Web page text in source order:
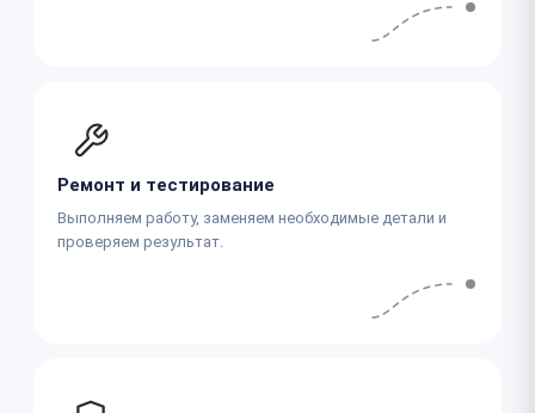
Ремонт и тестирование
Выполняем работу, заменяем необходимые детали и
проверяем результат.